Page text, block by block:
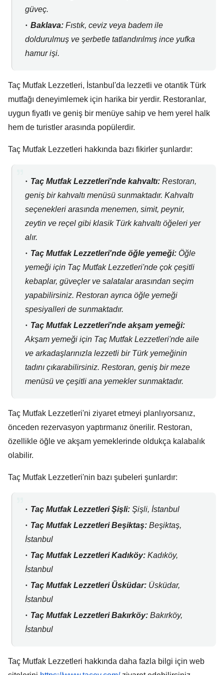
güveç.
Baklava:Fıstık, ceviz veya badem ile
doldurulmuş ve şerbetle tatlandırılmış ince yufka
hamur işi.
Taç Mutfak Lezzetleri, İstanbul'da lezzetli ve otantik Türk
mutfağı deneyimlemek için harika bir yerdir. Restoranlar,
uygun fiyatlı ve geniş bir menüye sahip ve hem yerel halk
hem de turistler arasında popülerdir.
Taç Mutfak Lezzetleri hakkında bazı fikirler şunlardır:
Taç Mutfak Lezzetleri'nde kahvaltı:Restoran,
geniş bir kahvaltı menüsü sunmaktadır. Kahvaltı
seçenekleri arasında menemen, simit, peynir,
zeytin ve reçel gibi klasik Türk kahvaltı öğeleri yer
alır.
Taç Mutfak Lezzetleri'nde öğle yemeği:Öğle
yemeği için Taç Mutfak Lezzetleri'nde çok çeşitli
kebaplar, güveçler ve salatalar arasından seçim
yapabilirsiniz. Restoran ayrıca öğle yemeği
spesiyalleri de sunmaktadır.
Taç Mutfak Lezzetleri'nde akşam yemeği:
Akşam yemeği için Taç Mutfak Lezzetleri'nde aile
ve arkadaşlarınızla lezzetli bir Türk yemeğinin
tadını çıkarabilirsiniz. Restoran, geniş bir meze
menüsü ve çeşitli ana yemekler sunmaktadır.
Taç Mutfak Lezzetleri'ni ziyaret etmeyi planlıyorsanız,
önceden rezervasyon yaptırmanız önerilir. Restoran,
özellikle öğle ve akşam yemeklerinde oldukça kalabalık
olabilir.
Taç Mutfak Lezzetleri'nin bazı şubeleri şunlardır:
Taç Mutfak Lezzetleri Şişli:Şişli, İstanbul
Taç Mutfak Lezzetleri Beşiktaş:Beşiktaş,
İstanbul
Taç Mutfak Lezzetleri Kadıköy:Kadıköy,
İstanbul
Taç Mutfak Lezzetleri Üsküdar:Üsküdar,
İstanbul
Taç Mutfak Lezzetleri Bakırköy:Bakırköy,
İstanbul
Taç Mutfak Lezzetleri hakkında daha fazla bilgi için web